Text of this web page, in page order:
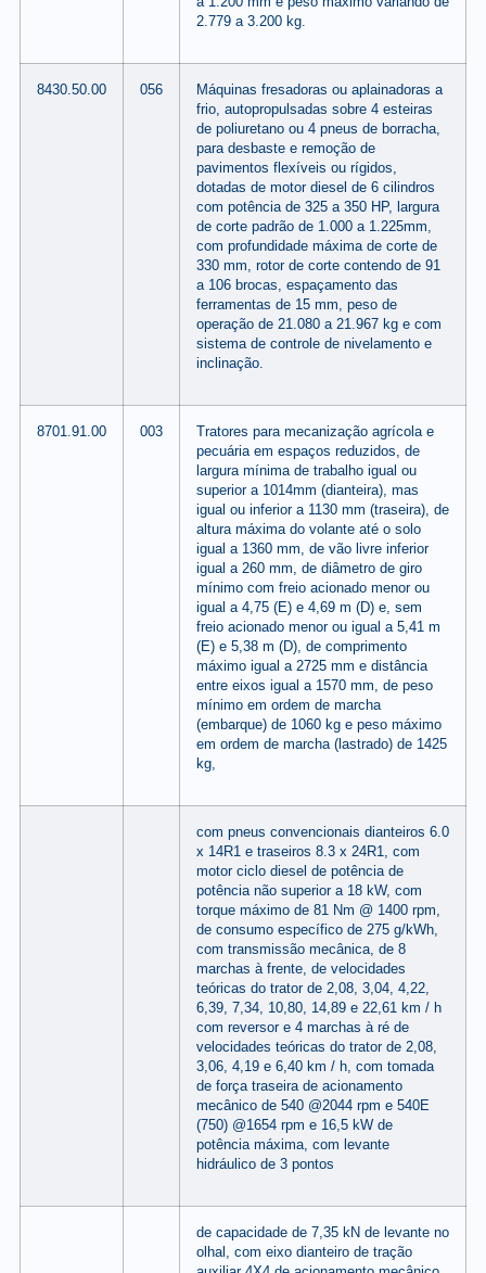
2.779 a 3.200 kg.
8430.50.00 056
Máquinas fresadoras ou aplainadoras a
frio, autopropulsadas sobre 4 esteiras
de poliuretano ou 4 pneus de borracha,
para desbaste e remoção de
pavimentos flexíveis ou rígidos,
dotadas de motor diesel de 6 cilindros
com potência de 325 a 350 HP, largura
de corte padrão de 1.000 a 1.225mm,
com profundidade máxima de corte de
330 mm, rotor de corte contendo de 91
a 106 brocas, espaçamento das
ferramentas de 15 mm, peso de
operação de 21.080 a 21.967 kg e com
sistema de controle de nivelamento e
inclinação.
8701.91.00 003
Tratores para mecanização agrícola e
pecuária em espaços reduzidos, de
largura mínima de trabalho igual ou
superior a 1014mm (dianteira), mas
igual ou inferior a 1130 mm (traseira), de
altura máxima do volante até o solo
igual a 1360 mm, de vão livre inferior
igual a 260 mm, de diâmetro de giro
mínimo com freio acionado menor ou
igual a 4,75 (E) e 4,69 m (D) e, sem
freio acionado menor ou igual a 5,41 m
(E) e 5,38 m (D), de comprimento
máximo igual a 2725 mm e distância
entre eixos igual a 1570 mm, de peso
mínimo em ordem de marcha
(embarque) de 1060 kg e peso máximo
em ordem de marcha (lastrado) de 1425
kg,
com pneus convencionais dianteiros 6.0
x 14R1 e traseiros 8.3 x 24R1, com
motor ciclo diesel de potência de
potência não superior a 18 kW, com
torque máximo de 81 Nm @ 1400 rpm,
de consumo específico de 275 g/kWh,
com transmissão mecânica, de 8
marchas à frente, de velocidades
teóricas do trator de 2,08, 3,04, 4,22,
6,39, 7,34, 10,80, 14,89 e 22,61 km / h
com reversor e 4 marchas à ré de
velocidades teóricas do trator de 2,08,
3,06, 4,19 e 6,40 km / h, com tomada
de força traseira de acionamento
mecânico de 540 @2044 rpm e 540E
(750) @1654 rpm e 16,5 kW de
potência máxima, com levante
hidráulico de 3 pontos
de capacidade de 7,35 kN de levante no
olhal, com eixo dianteiro de tração